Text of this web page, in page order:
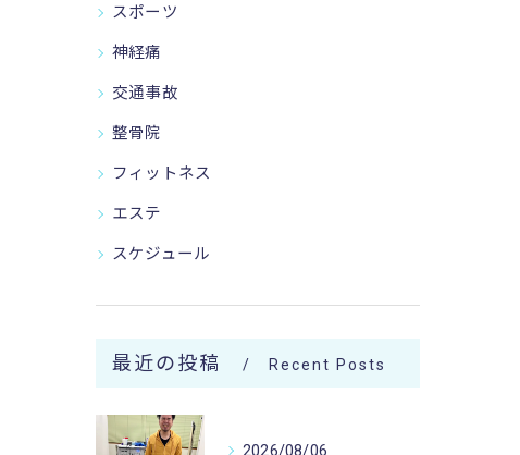
スポーツ
神経痛
交通事故
整骨院
フィットネス
エステ
スケジュール
最近の投稿 Recent Posts
2026/08/06